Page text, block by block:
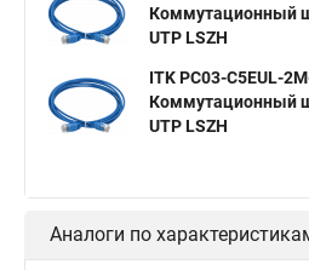
Коммутационный
UTP LSZH
ITK PC03-C5EUL-
Коммутационный
UTP LSZH
Аналоги по